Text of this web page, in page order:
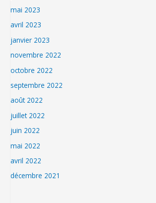
mai 2023
avril 2023
janvier 2023
novembre 2022
octobre 2022
septembre 2022
août 2022
juillet 2022
juin 2022
mai 2022
avril 2022
décembre 2021